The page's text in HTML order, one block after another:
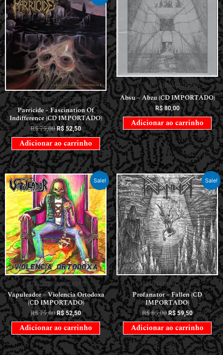
CDS INTERNACIONAIS
Parricide – Fascination Of
Indifference (CD IMPORTADO)
R$75,00 R$52,50
Adicionar ao carrinho
CDS INTERNACIONAIS
Absu – Abzu (CD IMPORTADO)
R$80,00
Adicionar ao carrinho
Sale!
CDS INTERNACIONAIS
Vapuleador – Violencia Ortodoxa
(CD IMPORTADO)
R$75,00 R$52,50
Adicionar ao carrinho
Sale!
CDS INTERNACIONAIS
Profanator – Fallen (CD
IMPORTADO)
R$85,00 R$ 59,50
Adicionar ao carrinho